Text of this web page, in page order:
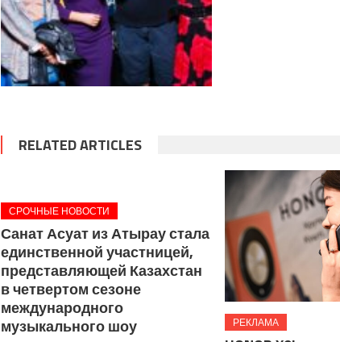
RELATED ARTICLES
СРОЧНЫЕ НОВОСТИ
Санат Асуат из Атырау стала
единственной участницей,
представляющей Казахстан
в четвертом сезоне
международного
музыкального шоу
РЕКЛАМА